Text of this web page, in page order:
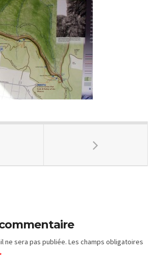
ne sera pas publiée. Les champs obligatoires